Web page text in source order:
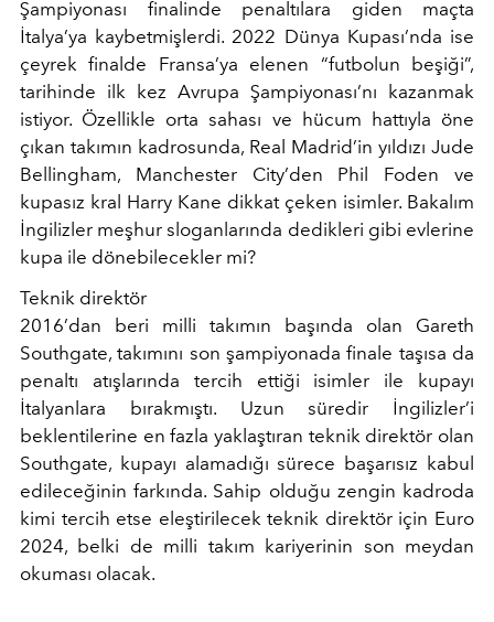
Şampiyonası finalinde penaltılara giden maçta
İtalya’ya kaybetmişlerdi. 2022 Dünya Kupası’nda ise
çeyrek finalde Fransa’ya elenen “futbolun beşiği”,
tarihinde ilk kez Avrupa Şampiyonası’nı kazanmak
istiyor. Özellikle orta sahası ve hücum hattıyla öne
çıkan takımın kadrosunda, Real Madrid’in yıldızı Jude
Bellingham, Manchester City’den Phil Foden ve
kupasız kral Harry Kane dikkat çeken isimler. Bakalım
İngilizler meşhur sloganlarında dedikleri gibi evlerine
kupa ile dönebilecekler mi?
Teknik direktör
2016’dan beri milli takımın başında olan Gareth
Southgate, takımını son şampiyonada finale taşısa da
penaltı atışlarında tercih ettiği isimler ile kupayı
İtalyanlara bırakmıştı. Uzun süredir İngilizler’i
beklentilerine en fazla yaklaştıran teknik direktör olan
Southgate, kupayı alamadığı sürece başarısız kabul
edileceğinin farkında. Sahip olduğu zengin kadroda
kimi tercih etse eleştirilecek teknik direktör için Euro
2024, belki de milli takım kariyerinin son meydan
okuması olacak.